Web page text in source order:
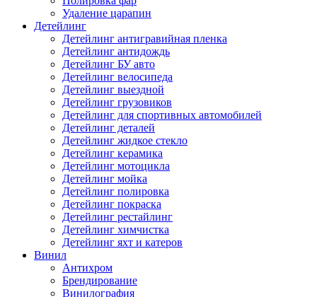
Удаление царапин
Детейлинг
Детейлинг антигравийная пленка
Детейлинг антидождь
Детейлинг БУ авто
Детейлинг велосипеда
Детейлинг выездной
Детейлинг грузовиков
Детейлинг для спортивных автомобилей
Детейлинг деталей
Детейлинг жидкое стекло
Детейлинг керамика
Детейлинг мотоцикла
Детейлинг мойка
Детейлинг полировка
Детейлинг покраска
Детейлинг рестайлинг
Детейлинг химчистка
Детейлинг яхт и катеров
Винил
Антихром
Брендирование
Винилография